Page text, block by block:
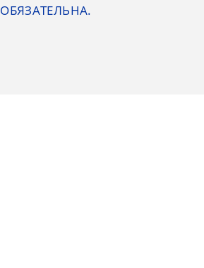
ОБЯЗАТЕЛЬНА.